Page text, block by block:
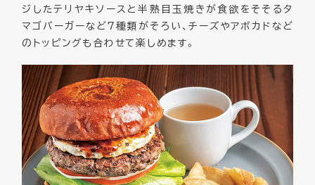
ジしたテリヤキソースと半熟目玉焼きが食欲をそそるタ
マゴバーガーなど7種類がそろい、チーズやアボカドなど
のトッピングも合わせて楽しめます。